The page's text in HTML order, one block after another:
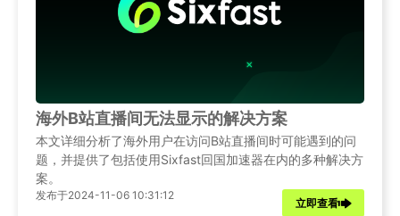
海外B站直播间无法显示的解决方案
本文详细分析了海外用户在访问B站直播间时可能遇到的问
题，并提供了包括使用Sixfast回国加速器在内的多种解决方
案。
发布于2024-11-06 10:31:12
立即查看